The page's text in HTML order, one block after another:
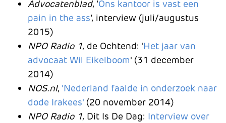
Advocatenblad, ‘Ons kantoor is vast een
pain in the ass’, interview (juli/augustus
2015)
NPO Radio 1, de Ochtend: 'Het jaar van
advocaat Wil Eikelboom' (31 december
2014)
NOS.nl, 'Nederland faalde in onderzoek naar
dode Irakees' (20 november 2014)
NPO Radio 1, Dit Is De Dag: Interview over